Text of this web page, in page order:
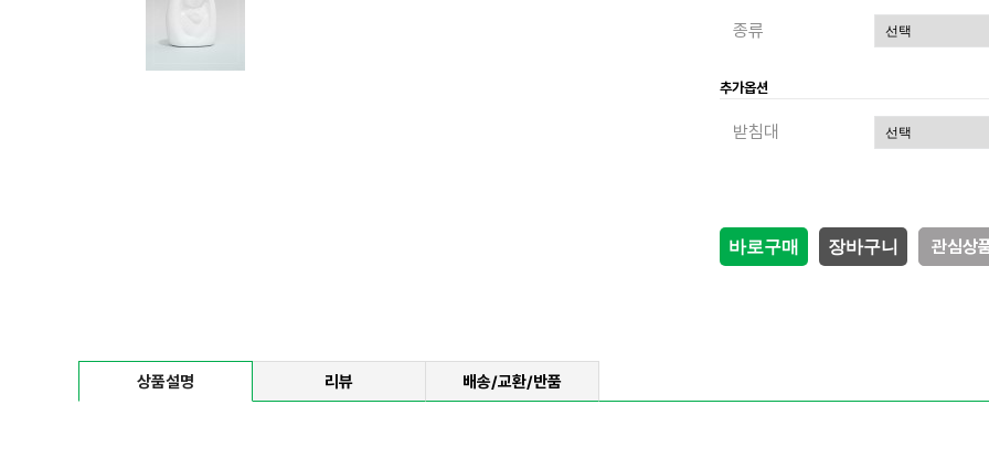
종류
추가옵션
받침대
관심상
상품설명 리뷰 배송/교환/반품